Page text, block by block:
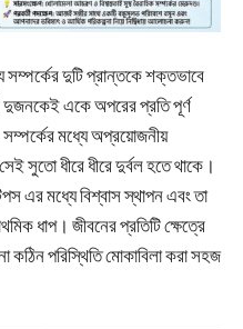
দুটি প্রান্তকে শক্তভাবে
দুজনকেই একে অপরের প্রতি পূর্ণ
সম্পর্কের মধ্যে অপ্রয়োজনীয়
সুতো ধীরে ধীরে দুর্বল হতে থাকে।
এর মধ্যে বিশ্বাস স্থাপন এবং তা
ধাপ। জীবনের প্রতিটি ক্ষেত্রে
কঠিন পরিস্থিতি মোকাবিলা করা সহজ